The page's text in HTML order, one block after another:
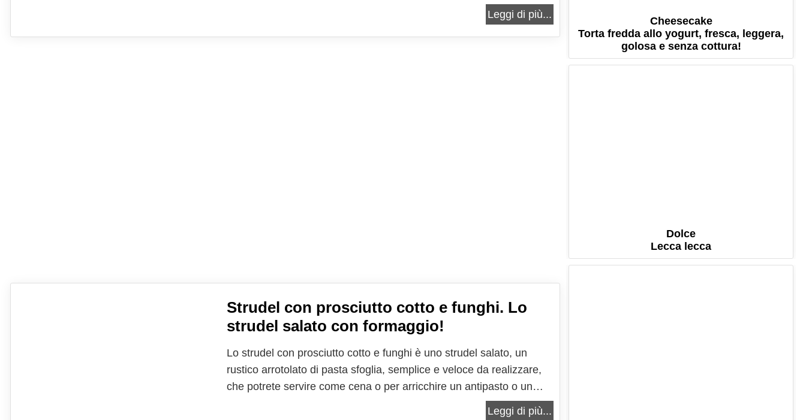
Questa prelibatezza culinaria non è solo un piacere per il palato, ma
Leggi di più...
Strudel con prosciutto cotto e funghi. Lo
strudel salato con formaggio!
Lo strudel con prosciutto cotto e funghi è uno strudel salato, un
rustico arrotolato di pasta sfoglia, semplice e veloce da realizzare,
che potrete servire come cena o per arricchire un antipasto o un
buffet. Il gusto delicato dello strudel esalta perfettamente il sapore
Leggi di più...
Cheesecake
Torta fredda allo yogurt, fresca, leggera,
golosa e senza cottura!
Dolce
Lecca lecca